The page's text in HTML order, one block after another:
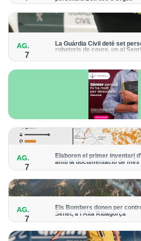
forma progressiva
AG.
7
La Guàrdia Civil deté set
robatoris de coure, un al
AG.
7
Elaboren el primer inventari
amb la documentació de
Obra de l'Institut Cartogràfic i
AG.
7
Els Bombers donen per
Senet, a l'Alta Ribagorça
El cos manté la vigilància de la